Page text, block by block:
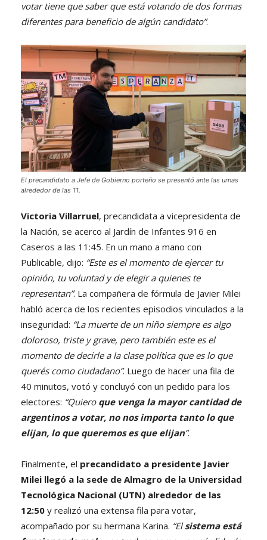
votar tiene que saber que está votando de dos formas
diferentes para beneficio de algún candidato”.
El precandidato a Jefe de Gobierno porteño se presentó ante las urnas
alrededor de las 11.
Victoria Villarruel, precandidata a vicepresidenta de
la Nación, se acerco al Jardín de Infantes 916 en
Caseros a las 11:45. En un mano a mano con
Publicable, dijo: “Este es el momento de ejercer tu
opinión, tu voluntad y de elegir a quienes te
representan”. La compañera de fórmula de Javier Milei
habló acerca de los recientes episodios vinculados a la
inseguridad: “La muerte de un niño siempre es algo
doloroso, triste y grave, pero también este es el
momento de decirle a la clase política que es lo que
querés como ciudadano”. Luego de hacer una fila de
40 minutos, votó y concluyó con un pedido para los
electores: “Quiero que venga la mayor cantidad de
argentinos a votar, no nos importa tanto lo que
elijan, lo que queremos es que elijan”.
Finalmente, el precandidato a presidente Javier
Milei llegó a la sede de Almagro de la Universidad
Tecnológica Nacional (UTN) alrededor de las
12:50 y realizó una extensa fila para votar,
acompañado por su hermana Karina. “Elsistema está